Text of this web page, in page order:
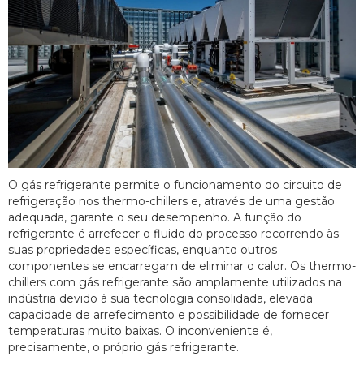
O gás refrigerante permite o funcionamento do circuito de
refrigeração nos thermo-chillers e, através de uma gestão
adequada, garante o seu desempenho. A função do
refrigerante é arrefecer o fluido do processo recorrendo às
suas propriedades específicas, enquanto outros
componentes se encarregam de eliminar o calor. Os thermo-
chillers com gás refrigerante são amplamente utilizados na
indústria devido à sua tecnologia consolidada, elevada
capacidade de arrefecimento e possibilidade de fornecer
temperaturas muito baixas. O inconveniente é,
precisamente, o próprio gás refrigerante.